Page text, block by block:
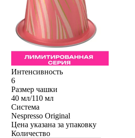
Интенсивность
6
Размер чашки
40 мл/110 мл
Система
Nespresso Original
Цена указана за упаковку
Количество